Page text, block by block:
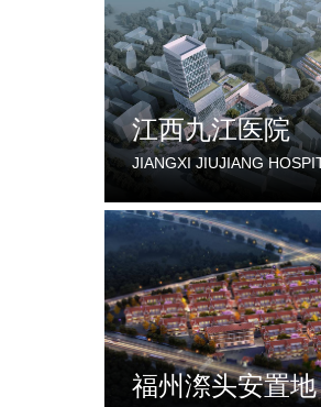
江西九江医院
JIANGXI JIUJIANG
福州漈头安置地